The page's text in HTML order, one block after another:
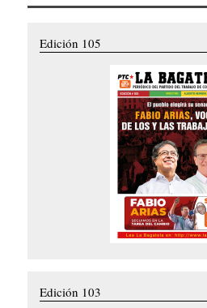
Edición 105
Edición 103